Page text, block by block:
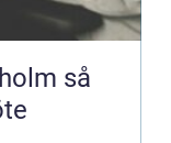
så